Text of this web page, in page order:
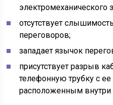
электромеханического
отсутствует
переговоров;
западает язычок
присутствует разрыв
телефонную трубку с
расположенным внутри